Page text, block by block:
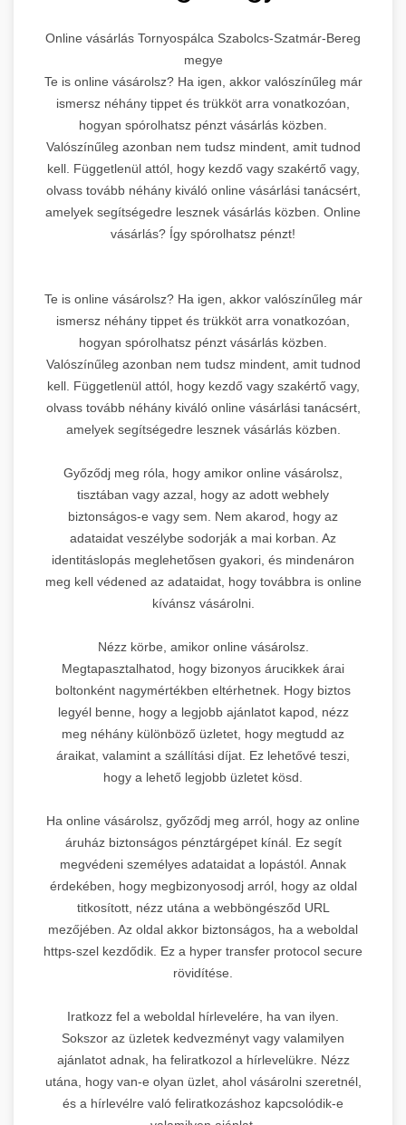
Online vásárlás Tornyospálca Szabolcs-Szatmár-Bereg
megye
Te is online vásárolsz? Ha igen, akkor valószínűleg már
ismersz néhány tippet és trükköt arra vonatkozóan,
hogyan spórolhatsz pénzt vásárlás közben.
Valószínűleg azonban nem tudsz mindent, amit tudnod
kell. Függetlenül attól, hogy kezdő vagy szakértő vagy,
olvass tovább néhány kiváló online vásárlási tanácsért,
amelyek segítségedre lesznek vásárlás közben. Online
vásárlás? Így spórolhatsz pénzt!
Te is online vásárolsz? Ha igen, akkor valószínűleg már
ismersz néhány tippet és trükköt arra vonatkozóan,
hogyan spórolhatsz pénzt vásárlás közben.
Valószínűleg azonban nem tudsz mindent, amit tudnod
kell. Függetlenül attól, hogy kezdő vagy szakértő vagy,
olvass tovább néhány kiváló online vásárlási tanácsért,
amelyek segítségedre lesznek vásárlás közben.
Győződj meg róla, hogy amikor online vásárolsz,
tisztában vagy azzal, hogy az adott webhely
biztonságos-e vagy sem. Nem akarod, hogy az
adataidat veszélybe sodorják a mai korban. Az
identitáslopás meglehetősen gyakori, és mindenáron
meg kell védened az adataidat, hogy továbbra is online
kívánsz vásárolni.
Nézz körbe, amikor online vásárolsz.
Megtapasztalhatod, hogy bizonyos árucikkek árai
boltonként nagymértékben eltérhetnek. Hogy biztos
legyél benne, hogy a legjobb ajánlatot kapod, nézz
meg néhány különböző üzletet, hogy megtudd az
áraikat, valamint a szállítási díjat. Ez lehetővé teszi,
hogy a lehető legjobb üzletet kösd.
Ha online vásárolsz, győződj meg arról, hogy az online
áruház biztonságos pénztárgépet kínál. Ez segít
megvédeni személyes adataidat a lopástól. Annak
érdekében, hogy megbizonyosodj arról, hogy az oldal
titkosított, nézz utána a webböngésződ URL
mezőjében. Az oldal akkor biztonságos, ha a weboldal
https-szel kezdődik. Ez a hyper transfer protocol secure
rövidítése.
Iratkozz fel a weboldal hírlevelére, ha van ilyen.
Sokszor az üzletek kedvezményt vagy valamilyen
ajánlatot adnak, ha feliratkozol a hírlevelükre. Nézz
utána, hogy van-e olyan üzlet, ahol vásárolni szeretnél,
és a hírlevélre való feliratkozáshoz kapcsolódik-e